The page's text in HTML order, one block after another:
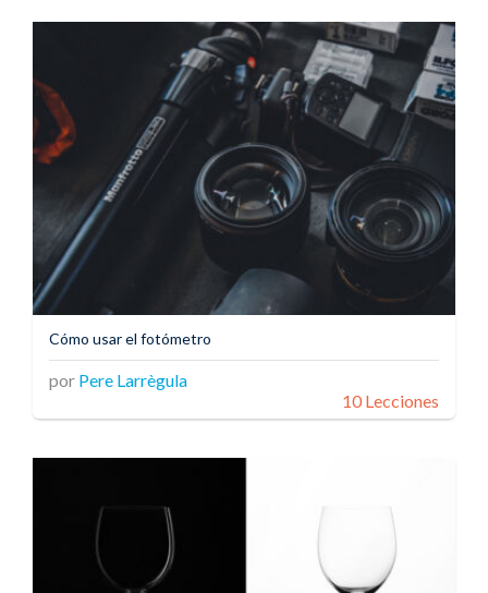
Cómo usar el fotómetro
por Pere Larrègula
10 Lecciones